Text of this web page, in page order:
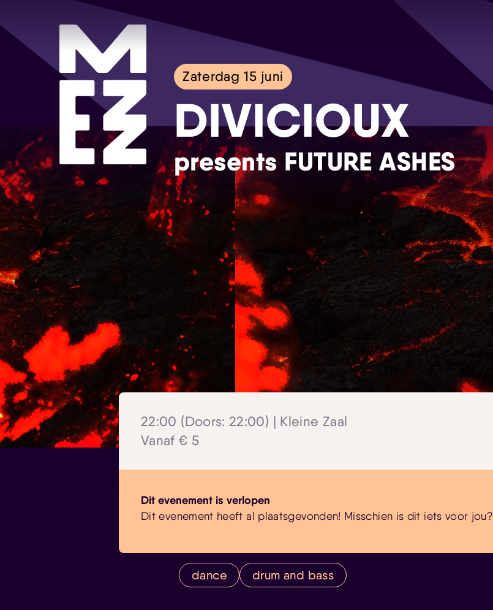
Skip navigatie
Zaterdag 15 juni
DIVICIOUX
presents FUTURE ASHES
22:00 (Doors: 22:00) | Kleine Zaal
Vanaf € 5
Dit evenement is verlopen
Dit evenement heeft al plaatsgevonden! Misschien is dit iets voor jou?
dance drum and bass